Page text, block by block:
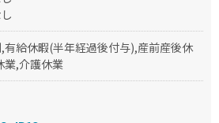
有給休暇(半年経過後付与),産前産後休
業,介護休業